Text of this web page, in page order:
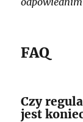
FAQ
Czy
jest